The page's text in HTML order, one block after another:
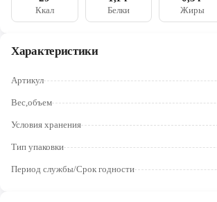
Северодвинск
Ккал Белки Жиры
Характеристики
Артикул
Вес,объем
Условия хранения
Тип упаковки
Период службы/Срок годности